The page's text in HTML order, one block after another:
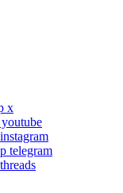
x
telegram